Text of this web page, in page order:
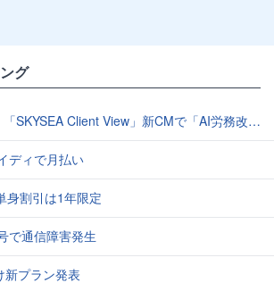
グ
」新CMで「AI労務改善」をアピール 働き方をAIが分析したら「すぐに休んで」と言われる？
ディで月払い
身割引は1年限定
で通信障害発生
新プラン発表